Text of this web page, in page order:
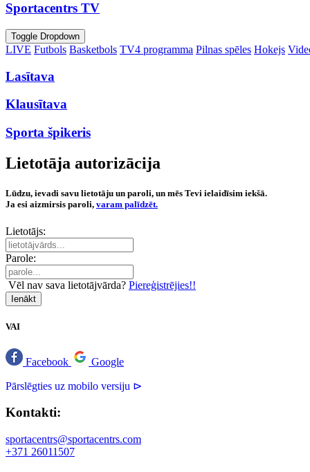
Sportacentrs TV
Toggle Dropdown
LIVE Futbols Basketbols TV4 programma Pilnas spēles Hokejs
Lasītava
Klausītava
Sporta špikeris
Lietotāja autorizācija
Lūdzu, ievadi savu lietotāju un paroli, un mēs Tevi ielaidīsim iekšā.
Ja esi aizmirsis paroli, varam palīdzēt.
Lietotājs:
Parole:
Vēl nav sava lietotājvārda? Piereģistrējies!!
Ienākt
VAI
Facebook Google
Pārslēgties uz mobilo versiju ⊳
Kontakti:
sportacentrs@sportacentrs.com
+371 26011507